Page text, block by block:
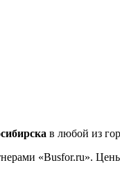
в любой из
«Busfor.ru».